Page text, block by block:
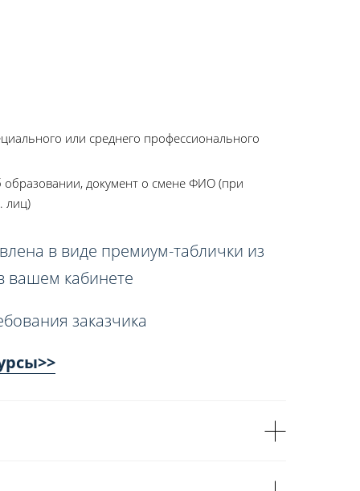
или среднего профессионального
документ о смене ФИО (при
лиц)
в виде премиум-таблички из
вашем кабинете
заказчика